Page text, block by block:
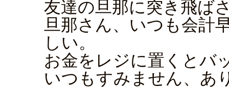
友達の旦那に突き飛ば
旦那さん、いつも会計
しい。
お金をレジに置くとバ
いつもすみません、あ